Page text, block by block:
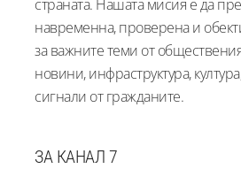
страната. Нашата мисия е да
навременна, проверена и
за важните теми от
новини, инфраструктура,
сигнали от гражданите.
ЗА КАНАЛ 7